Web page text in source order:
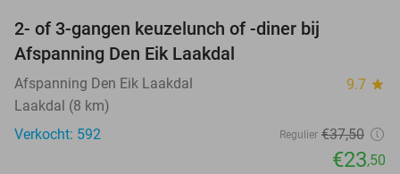
2- of 3-gangen keuzelunch of -diner bij
Afspanning Den Eik Laakdal
Afspanning Den Eik Laakdal 9.7 star
Laakdal (8 km)
Verkocht: 592
Regulier €37,50
€23,50